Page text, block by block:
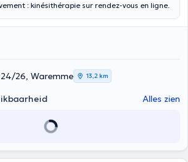
: kinésithérapie sur rendez-vous en ligne.
24/26, Waremme 13,2 km
Alles zien